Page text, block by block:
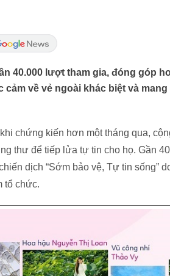
40.000 lượt tham gia, đóng góp
về vẻ ngoài khác biệt và
chứng kiến hơn một tháng qua,
thư để tiếp lửa tự tin cho họ. Gần
dịch “Sớm bảo vệ, Tự tin sống”
tổ chức.